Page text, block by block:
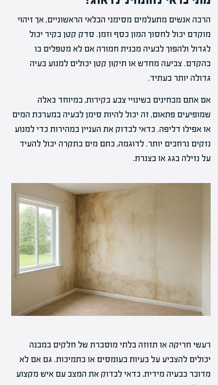
הרבה אנשים מתעלמים מסימני הבלאי הראשוניים, אך זיהוי
מוקדם יכול לחסוך המון כסף וזמן. סדק קטן בקיר יכול
לגדול ולהפוך לבעיה מבנית חמורה אם לא מטפלים בו
בהקדם. צביעה מחדש או תיקון קטן יכולים למנוע בעיה
גדולה יותר בעתיד.
אם אתם מבחינים בשינויי צבע בקירות, במיוחד כאלה
שמופיעים פתאום, זה יכול להיות סימן לבעיה במערכת המים
או אפילו דליפה. כדאי לבדוק את העניין במהירות כדי למנוע
נזקים נרחבים יותר. לדוגמה, כתם מים בתקרה יכול להעיד
על נזילה בגג או בצנרת.
רעשי חריקה או תזוזה בלתי מוסברת של חלקים במבנה
יכולים להצביע על בעיות בעומסים או בתמיכות. גם אם לא
מדובר בבעיה מידית, כדאי לבדוק את המצב עם איש מקצוע